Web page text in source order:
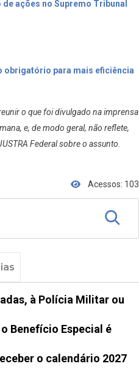
ações no Supremo Tribunal
obrigatório para mais eficiência
o que foi divulgado na imprensa
e, de modo geral, não reflete,
Federal sobre o assunto.
Acessos: 103
à Polícia Militar ou
Benefício Especial é
o calendário 2027